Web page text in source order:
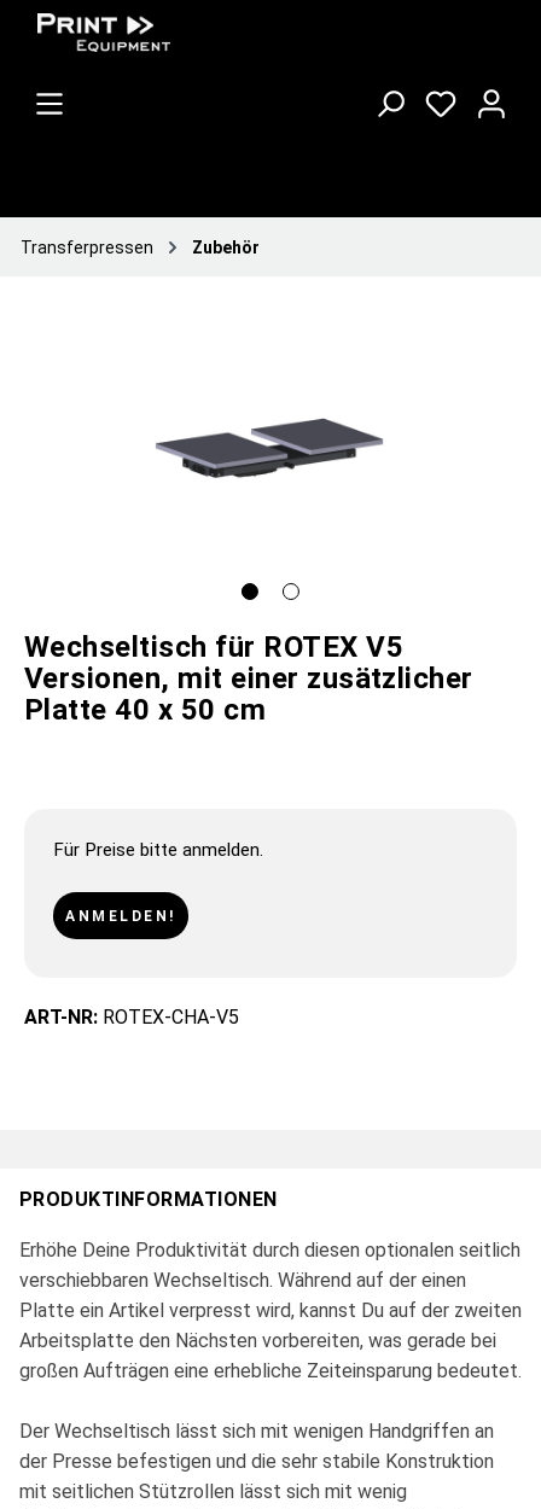
Transferpressen Zubehör
Wechseltisch für ROTEX V5
Versionen, mit einer zusätzlicher
Platte 40 x 50 cm
Für Preise bitte anmelden.
ANMELDEN!
ART-NR: ROTEX-CHA-V5
PRODUKTINFORMATIONEN
Erhöhe Deine Produktivität durch diesen optionalen seitlich
verschiebbaren Wechseltisch. Während auf der einen
Platte ein Artikel verpresst wird, kannst Du auf der zweiten
Arbeitsplatte den Nächsten vorbereiten, was gerade bei
großen Aufträgen eine erhebliche Zeiteinsparung bedeutet.
Der Wechseltisch lässt sich mit wenigen Handgriffen an
der Presse befestigen und die sehr stabile Konstruktion
mit seitlichen Stützrollen lässt sich mit wenig